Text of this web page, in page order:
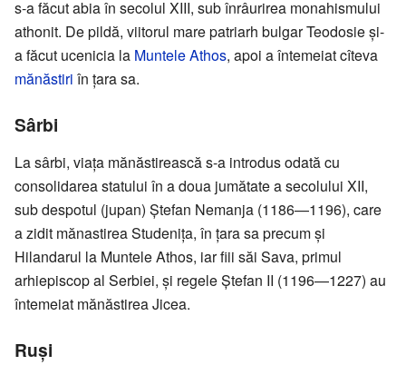
s-a făcut abia în secolul XIII, sub înrâurirea monahismului
athonit. De pildă, viitorul mare patriarh bulgar Teodosie și-
a făcut ucenicia la Muntele Athos, apoi a întemeiat cîteva
mănăstiri în țara sa.
Sârbi
La sârbi, viața mănăstirească s-a introdus odată cu
consolidarea statului în a doua jumătate a secolului XII,
sub despotul (jupan) Ștefan Nemanja (1186—1196), care
a zidit mănastirea Studenița, în țara sa precum și
Hilandarul la Muntele Athos, iar fiii săi Sava, primul
arhiepiscop al Serbiei, și regele Ștefan II (1196—1227) au
întemeiat mănăstirea Jicea.
Ruși